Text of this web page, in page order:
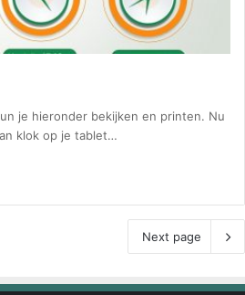
je hieronder bekijken en printen. Nu
klok op je tablet…
Next page